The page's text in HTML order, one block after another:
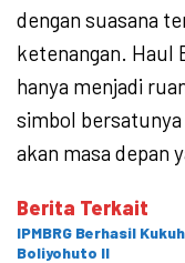
dengan suasana
ketenangan. Haul
hanya menjadi
simbol bersatunya
akan masa depan
Berita Terkait
IPMBRG Berhasil
Boliyohuto II